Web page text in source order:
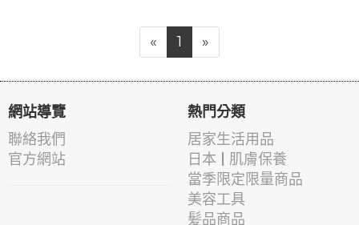
« 1 »
網站導覽
聯絡我們
官方網站
熱門分類
居家生活用品
日本 | 肌膚保養
當季限定限量商品
美容工具
髪品商品